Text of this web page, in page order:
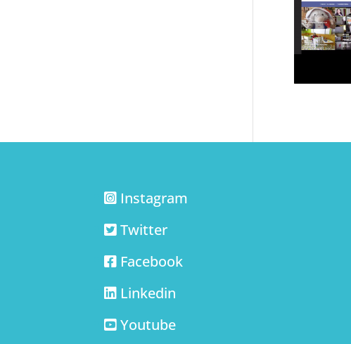
Instagram
Twitter
Facebook
Linkedin
Youtube